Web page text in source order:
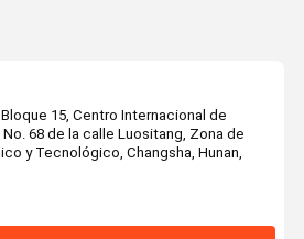
15, Centro Internacional de
68 de la calle Luositang, Zona de
y Tecnológico, Changsha, Hunan,